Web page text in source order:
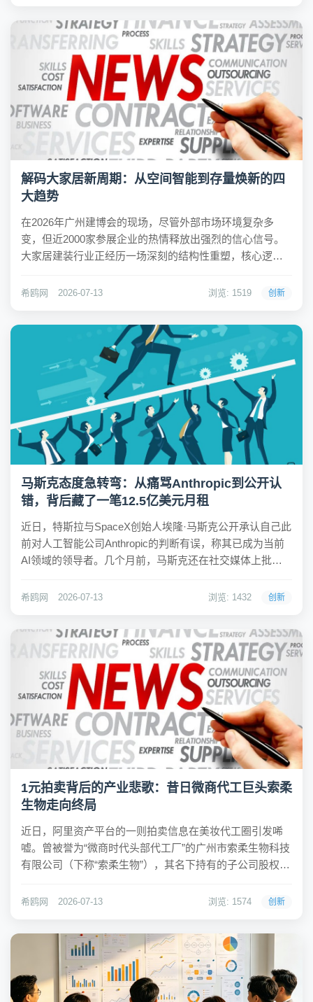
解码大家居新周期：从空间智能到存量焕新的四
大趋势
在2026年广州建博会的现场，尽管外部市场环境复杂多
变，但近2000家参展企业的热情释放出强烈的信心信号。
大家居建装行业正经历一场深刻的结构性重塑，核心逻辑
会现场，我们捕捉到行业发展的四大鲜活趋势：AI全域渗
希鸥网 2026-07-13 浏览: 1519 创新
马斯克态度急转弯：从痛骂Anthropic到公开认
错，背后藏了一笔12.5亿美元月租
近日，特斯拉与SpaceX创始人埃隆·马斯克公开承认自己此
前对人工智能公司Anthropic的判断有误，称其已成为当前
AI领域的领导者。几个月前，马斯克还在社交媒体上批评
他却称赞对方推出了最强的模型，并预言其将很快发布更
希鸥网 2026-07-13 浏览: 1432 创新
1元拍卖背后的产业悲歌：昔日微商代工巨头索柔
生物走向终局
近日，阿里资产平台的一则拍卖信息在美妆代工圈引发唏
嘘。曾被誉为“微商时代头部代工厂”的广州市索柔生物科技
有限公司（下称“索柔生物”），其名下持有的子公司股权、
并非资产的首次折价，从最初的百万元估值一路降至1元，
希鸥网 2026-07-13 浏览: 1574 创新